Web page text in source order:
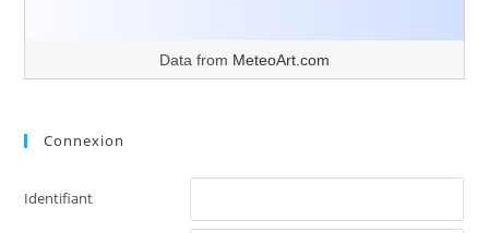
Data from MeteoArt.com
Connexion
Identifiant